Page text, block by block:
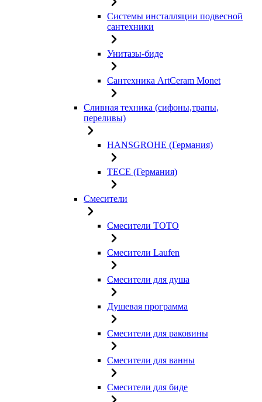
Системы инсталляции подвесной
сантехники
Унитазы-биде
Сантехника ArtCeram Monet
Сливная техника (сифоны,трапы,
переливы)
HANSGROHE (Германия)
TECE (Германия)
Смесители
Смесители TOTO
Смесители Laufen
Смесители для душа
Душевая программа
Смесители для раковины
Смесители для ванны
Смесители для биде